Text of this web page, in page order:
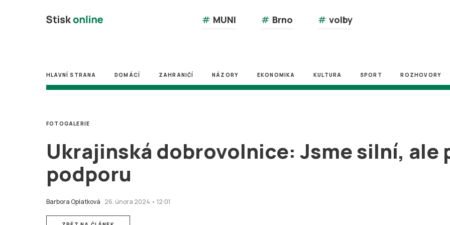
# MUNI # Brno # volby
HLAVNÍ STRANA DOMÁCÍ ZAHRANIČÍ NÁZORY EKONOMIKA KULTURA SPORT ROZHOVORY
Ukrajinská dobrovolnice: Jsme silní, ale
podporu
Barbora Oplatková 26. února 2024 • 12:01
FOTOGALERIE